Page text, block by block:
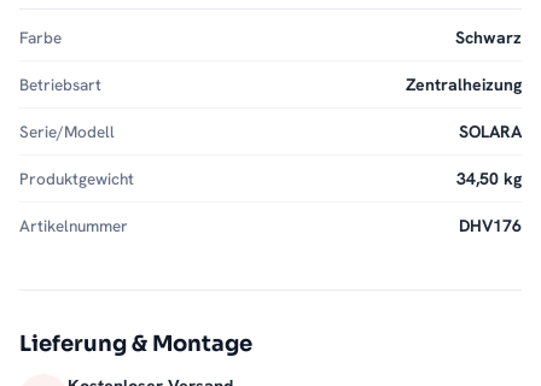
Farbe Schwarz
Betriebsart Zentralheizung
Serie/Modell SOLARA
Produktgewicht 34,50 kg
Artikelnummer DHV176
Lieferung & Montage